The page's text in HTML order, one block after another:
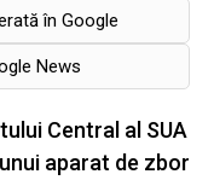
în Google
News
Central al SUA
aparat de zbor